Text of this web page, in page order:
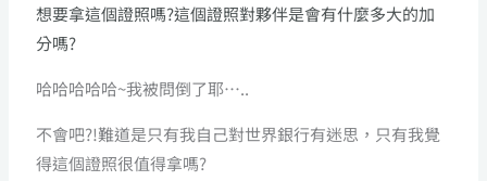
想要拿這個證照嗎?這個證照對夥伴是會有什麼多大的加
分嗎?
哈哈哈哈哈~我被問倒了耶…..
不會吧?!難道是只有我自己對世界銀行有迷思，只有我覺
得這個證照很值得拿嗎?